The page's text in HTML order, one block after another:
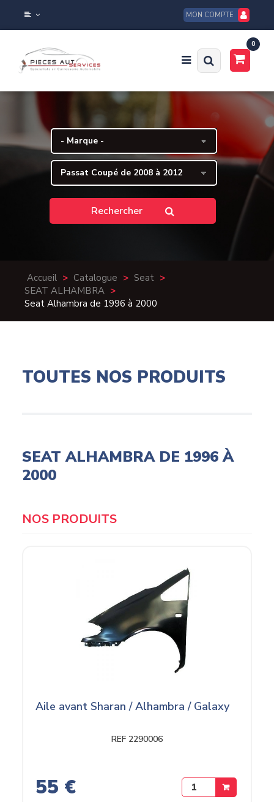
MON COMPTE
0
Accueil > Catalogue > Seat >
SEAT ALHAMBRA >
Seat Alhambra de 1996 à 2000
TOUTES NOS PRODUITS
SEAT ALHAMBRA DE 1996 À
2000
Aile avant Sharan / Alhambra / Galaxy
REF 2290006
55 €